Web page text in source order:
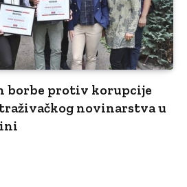
borbe protiv korupcije
novinarstva u